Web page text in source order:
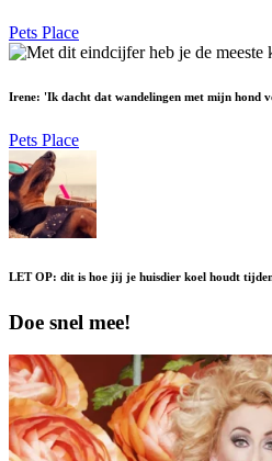
Pets Place
Irene: 'Ik dacht dat wandelingen met mijn hond
Pets Place
LET OP: dit is hoe jij je huisdier koel houdt
Doe snel mee!